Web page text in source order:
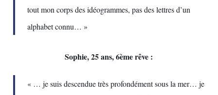
tout mon corps des idéogrammes, pas des lettres d’un
alphabet connu… »
Sophie, 25 ans, 6ème rêve :
« … je suis descendue très profondément sous la mer… je